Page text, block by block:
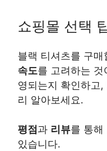
쇼핑몰 선택
블랙 티셔츠를 구매
속도를 고려하는 것
영되는지 확인하고,
리 알아보세요.
평점 과 리뷰를 통해
있습니다.